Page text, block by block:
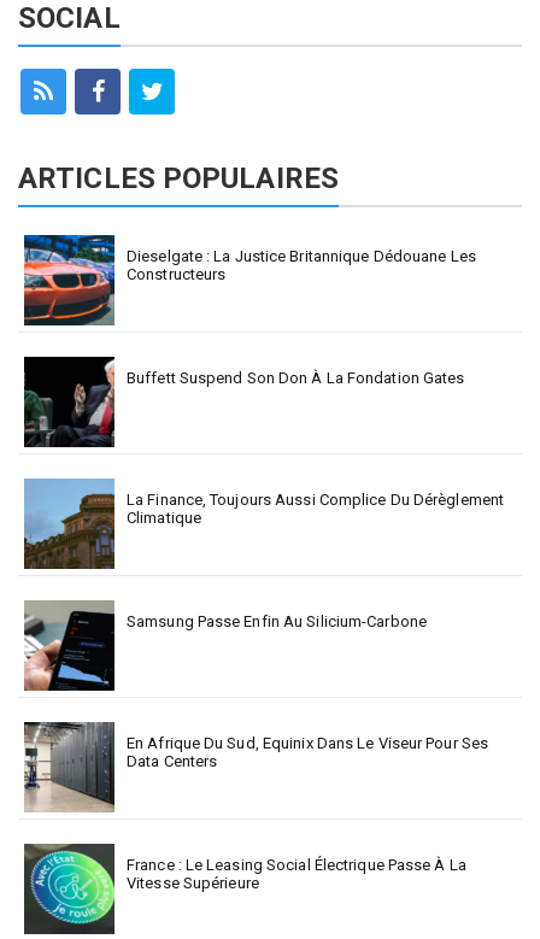
SOCIAL
ARTICLES POPULAIRES
Dieselgate : La Justice Britannique Dédouane Les
Constructeurs
Buffett Suspend Son Don À La Fondation Gates
La Finance, Toujours Aussi Complice Du Dérèglement
Climatique
Samsung Passe Enfin Au Silicium-Carbone
En Afrique Du Sud, Equinix Dans Le Viseur Pour Ses
Data Centers
France : Le Leasing Social Électrique Passe À La
Vitesse Supérieure